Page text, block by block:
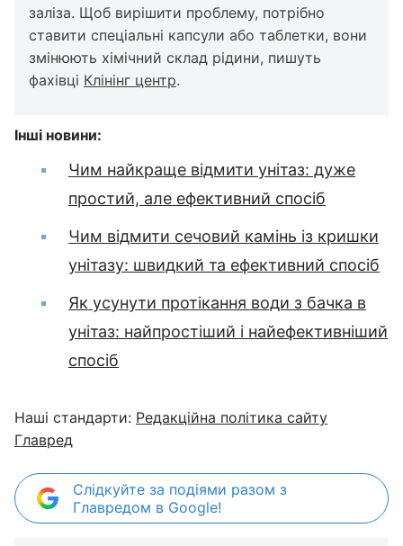
заліза. Щоб вирішити проблему, потрібно
ставити спеціальні капсули або таблетки, вони
змінюють хімічний склад рідини, пишуть
фахівці Клінінг центр.
Інші новини:
Чим найкраще відмити унітаз: дуже
простий, але ефективний спосіб
Чим відмити сечовий камінь із кришки
унітазу: швидкий та ефективний спосіб
Як усунути протікання води з бачка в
унітаз: найпростіший і найефективніший
спосіб
Наші стандарти: Редакційна політика сайту
Главред
Слідкуйте за подіями разом з
Главредом в Google!